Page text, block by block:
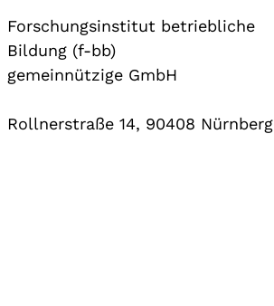
Forschungsinstitut betriebliche
Bildung (f-bb)
gemeinnützige GmbH
Rollnerstraße 14, 90408 Nürnberg